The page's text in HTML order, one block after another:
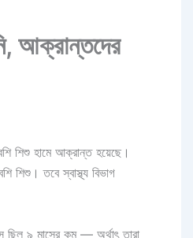
আক্রান্তদের
শিশু হামে আক্রান্ত হয়েছে।
শিশু। তবে স্বাস্থ্য বিভাগ
ছিল ৯ মাসের কম — অর্থাৎ তারা